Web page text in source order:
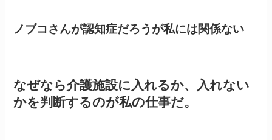
ノブコさんが認知症だろうが私には関係ない
なぜなら介護施設に入れるか、入れない
かを判断するのが私の仕事だ。